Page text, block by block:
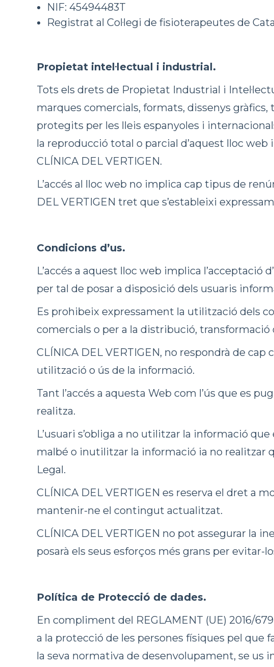
NIF: 45494483T
Registrat al Col·legi de fisioterapeutes de
Propietat intel·lectual i industrial.
Tots els drets de Propietat Industrial i
marques comercials, formats, dissenys
protegits per les lleis espanyoles i
la reproducció total o parcial d’aquest lloc
CLÍNICA DEL VERTIGEN.
L’accés al lloc web no implica cap tipus de
DEL VERTIGEN tret que s’estableixi
Condicions d’us.
L’accés a aquest lloc web implica l’acceptació
per tal de posar a disposició dels usuaris
Es prohibeix expressament la utilització dels
comercials o per a la distribució, transformació
CLÍNICA DEL VERTIGEN, no respondrà de
utilització o ús de la informació.
Tant l’accés a aquesta Web com l’ús que es
realitza.
L’usuari s’obliga a no utilitzar la informació
malbé o inutilitzar la informació ia no realitzar
Legal.
CLÍNICA DEL VERTIGEN es reserva el dret a
mantenir-ne el contingut actualitzat.
CLÍNICA DEL VERTIGEN no pot assegurar la
posarà els seus esforços més grans per evitar-
Política de Protecció de dades.
En compliment del REGLAMENT (UE) 2016/
a la protecció de les persones físiques pel que
la seva normativa de desenvolupament, se us